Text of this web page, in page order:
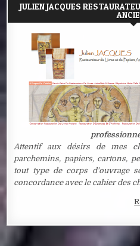
JULIEN JACQUES
Attentif aux désirs de mes
parchemins, papiers, cartons,
tout type de corps d'ouvrage
concordance avec le cahier des